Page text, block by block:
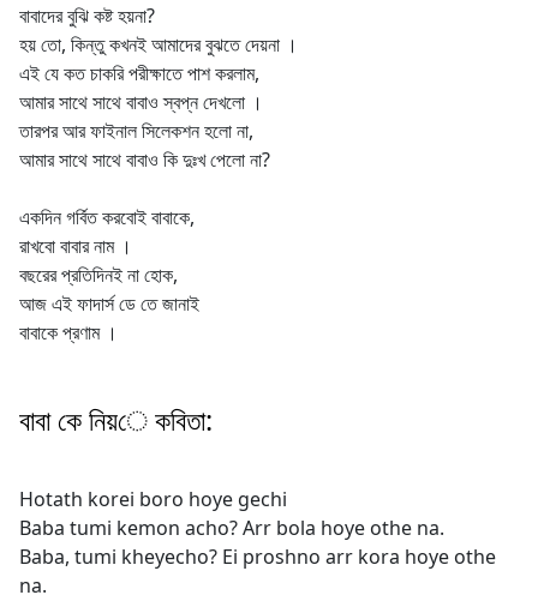
বাবাদের বুঝি কষ্ট হয়না?
হয় তো, কিন্তু কখনই আমাদের বুঝতে দেয়না ।
এই যে কত চাকরি পরীক্ষাতে পাশ করলাম,
আমার সাথে সাথে বাবাও স্বপ্ন দেখলো ।
তারপর আর ফাইনাল সিলেকশন হলো না,
আমার সাথে সাথে বাবাও কি দুঃখ পেলো না?
একদিন গর্বিত করবোই বাবাকে,
রাখবো বাবার নাম ।
বছরের প্রতিদিনই না হোক,
আজ এই ফাদার্স ডে তে জানাই
বাবাকে প্রণাম ।
বাবা কে নিয়ে কবিতা:
Hotath korei boro hoye gechi
Baba tumi kemon acho? Arr bola hoye othe na.
Baba, tumi kheyecho? Ei proshno arr kora hoye othe
na.